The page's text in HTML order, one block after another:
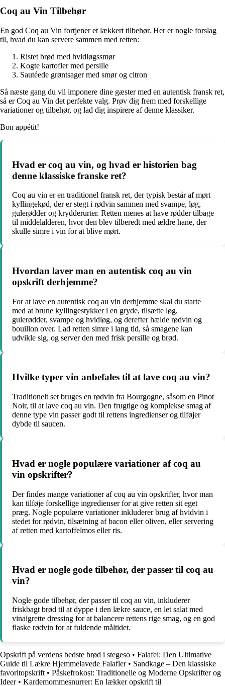
Coq au Vin Tilbehør
En god Coq au Vin fortjener et lækkert tilbehør. Her er nogle forslag
til, hvad du kan servere sammen med retten:
Ristet brød med hvidløgssmør
Kogte kartofler med persille
Sautéede grøntsager med smør og citron
Så næste gang du vil imponere dine gæster med en autentisk fransk ret,
så er Coq au Vin det perfekte valg. Prøv dig frem med forskellige
variationer og tilbehør, og lad dig inspirere af denne klassiker.
Bon appétit!
Hvad er coq au vin, og hvad er historien bag
denne klassiske franske ret?
Coq au vin er en traditionel fransk ret, der typisk består af mørt
kyllingekød, der er stegt i rødvin sammen med svampe, løg,
gulerødder og krydderurter. Retten menes at have rødder tilbage
til middelalderen, hvor den blev tilberedt med ældre hane, der
skulle simre i vin for at blive mørt.
Hvordan laver man en autentisk coq au vin
opskrift derhjemme?
For at lave en autentisk coq au vin derhjemme skal du starte
med at brune kyllingestykker i en gryde, tilsætte løg,
gulerødder, svampe og hvidløg, og derefter hælde rødvin og
bouillon over. Lad retten simre i lang tid, så smagene kan
udvikle sig, og server den med frisk persille og brød.
Hvilke typer vin anbefales til at lave coq au vin?
Traditionelt set bruges en rødvin fra Bourgogne, såsom en Pinot
Noir, til at lave coq au vin. Den frugtige og komplekse smag af
denne type vin passer godt til rettens ingredienser og tilføjer
dybde til saucen.
Hvad er nogle populære variationer af coq au
vin opskrifter?
Der findes mange variationer af coq au vin opskrifter, hvor man
kan tilføje forskellige ingredienser for at give retten sit eget
præg. Nogle populære variationer inkluderer brug af hvidvin i
stedet for rødvin, tilsætning af bacon eller oliven, eller servering
af retten med kartoffelmos eller ris.
Hvad er nogle gode tilbehør, der passer til coq au
vin?
Nogle gode tilbehør, der passer til coq au vin, inkluderer
friskbagt brød til at dyppe i den lækre sauce, en let salat med
vinaigrette dressing for at balancere rettens rige smag, og en god
flaske rødvin for at fuldende måltidet.
Opskrift på verdens bedste brød i stegeso • Falafel: Den Ultimative
Guide til Lækre Hjemmelavede Falafler• Sandkage – Den klassiske
favoritopskrift • Påskefrokost: Traditionelle og Moderne Opskrifter og
Ideer• Kardemommesnurrer: En lækker opskrift til